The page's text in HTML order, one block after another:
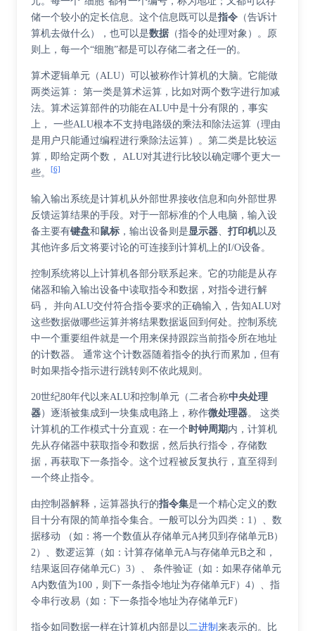
储一个较小的定长信息。这个信息既可以是指令 （告诉计
算机去做什么），也可以是数据 （指令的处理对象）。原
则上，每一个“细胞”都是可以存储二者之任一的。
算术逻辑单元（ALU）可以被称作计算机的大脑。它能做
两类运算： 第一类是算术运算，比如对两个数字进行加减
法。算术运算部件的功能在ALU中是十分有限的，事实
上， 一些ALU根本不支持电路级的乘法和除法运算（理由
是用户只能通过编程进行乘除法运算）。第二类是比较运
算，即给定两个数， ALU对其进行比较以确定哪个更大一
些。
[6]
输入输出系统是计算机从外部世界接收信息和向外部世界
反馈运算结果的手段。对于一部标准的个人电脑，输入设
备主要有键盘和鼠标 ，输出设备则是显示器 打印机以及
其他许多后文将要讨论的可连接到计算机上的I/O设备。
控制系统将以上计算机各部分联系起来。它的功能是从存
储器和输入输出设备中读取指令和数据，对指令进行解
码， 并向ALU交付符合指令要求的正确输入，告知ALU对
这些数据做哪些运算并将结果数据返回到何处。控制系统
中一个重要组件就是一个用来保持跟踪当前指令所在地址
的计数器。 通常这个计数器随着指令的执行而累加，但有
时如果指令指示进行跳转则不依此规则。
20世纪80年代以来ALU和控制单元（二者合称中央处理
器）逐渐被集成到一块集成电路上，称作微处理器。 这类
计算机的工作模式十分直观：在一个时钟周期 内，计算机
先从存储器中获取指令和数据，然后执行指令，存储数
据，再获取下一条指令。这个过程被反复执行，直至得到
一个终止指令。
由控制器解释，运算器执行的指令集是一个精心定义的数
目十分有限的简单指令集合。一般可以分为四类：1）、数
据移动 （如：将一个数值从存储单元A拷贝到存储单元B）
2）、数逻运算（如：计算存储单元A与存储单元B之和，
结果返回存储单元C）3）、 条件验证（如：如果存储单元
A内数值为100，则下一条指令地址为存储单元F）4）、指
令串行改易（如：下一条指令地址为存储单元F）
指令如同数据一样在计算机内部是以 二进制 来表示的。比